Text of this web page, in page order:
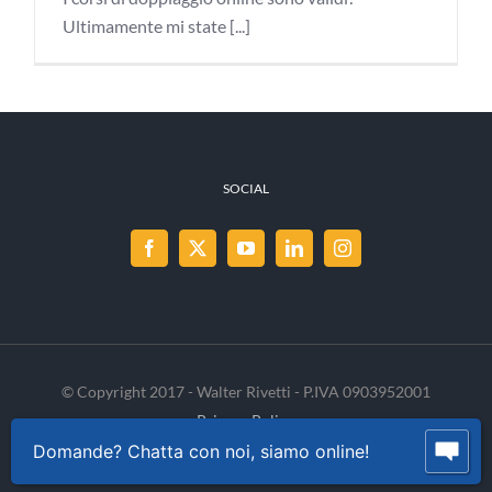
Ultimamente mi state [...]
SOCIAL
© Copyright 2017 - Walter Rivetti - P.IVA 0903952001
Privacy Policy
Cookie Policy
INVENIA
Domande? Chatta con noi, siamo online!